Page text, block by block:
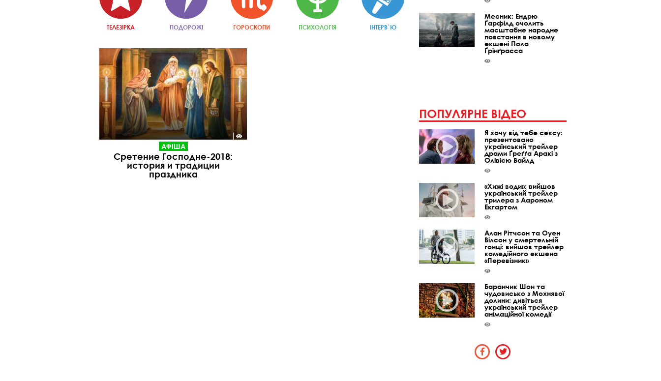
ТЕЛЕЗІРКА ПОДОРОЖІ ГОРОСКОПИ ПСИХОЛОГІЯ ІНТЕРВ`Ю
АФІША
Сретение Господне-2018:
история и традиции
праздника
Месник: Ендрю
Ґарфілд очолить
масштабне народне
повстання в новому
екшені Пола
Ґрінґрасса
ПОПУЛЯРНЕ ВІДЕО
Я хочу від тебе сексу:
презентовано
український трейлер
драми Ґреґґа Аракі з
Олівією Вайлд
«Хижі води»: вийшов
український трейлер
трилера з Аароном
Екгартом
Алан Рітчсон та Оуен
Вілсон у смертельній
гонці: вийшов трейлер
комедійного екшена
«Перевізник»
Баранчик Шон та
чудовисько з Мохнявої
долини: дивіться
український трейлер
анімаційної комедії